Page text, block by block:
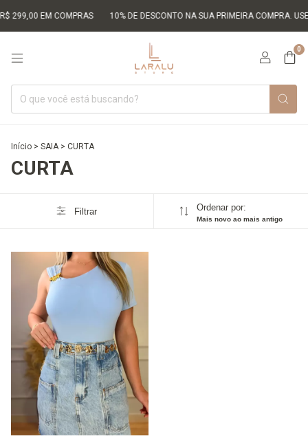
299,00 EM COMPRAS 10% DE DESCONTO NA SUA PRIMEIRA COMPRA.
0
Início > SAIA > CURTA
CURTA
Filtrar Ordenar por:
Mais novo ao mais antigo